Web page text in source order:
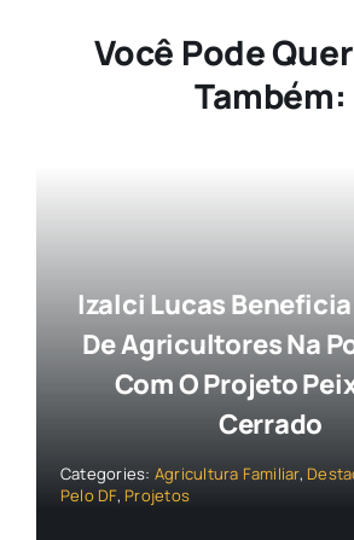
Você Pode
Também:
Izalci Lucas
De Agricultores Na
Com O Projeto
Cerrado
Categories: Agricultura Familiar,
Pelo DF, Projetos